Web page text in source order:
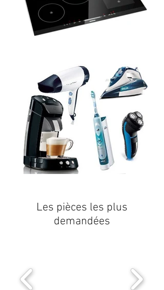
Les pièces les plus
demandées